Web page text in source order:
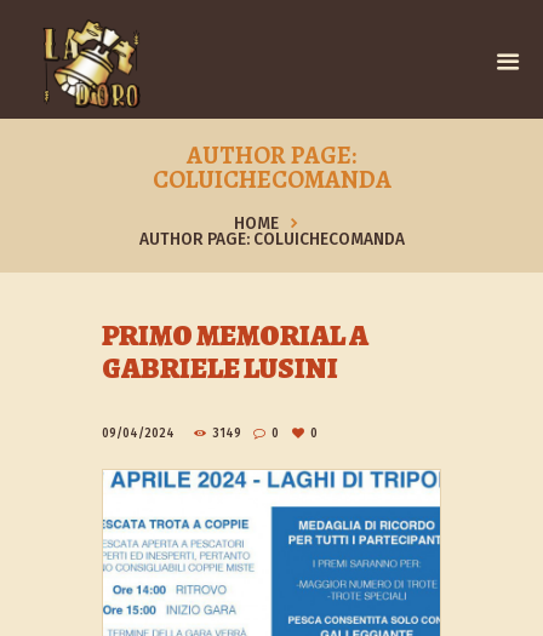
AUTHOR PAGE:
COLUICHECOMANDA
HOME
AUTHOR PAGE: COLUICHECOMANDA
PRIMO MEMORIAL A
GABRIELE LUSINI
09/04/2024 3149 0 0